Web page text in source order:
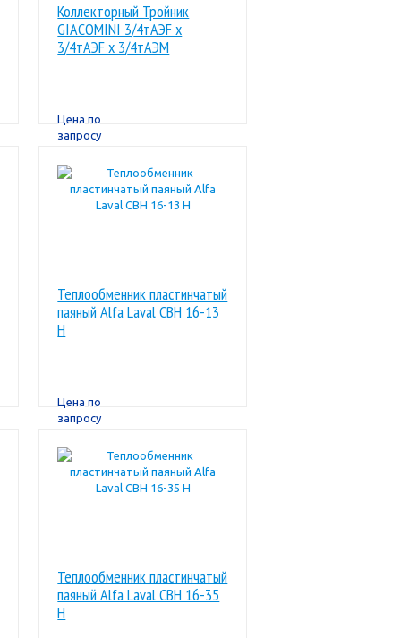
Коллекторный Тройник
GIACOMINI 3/4тАЭF x
3/4тАЭF x 3/4тАЭM
Цена по
запросу
Теплообменник пластинчатый
паяный Alfa Laval CBН 16-13
H
Цена по
запросу
Теплообменник пластинчатый
паяный Alfa Laval CBН 16-35
H